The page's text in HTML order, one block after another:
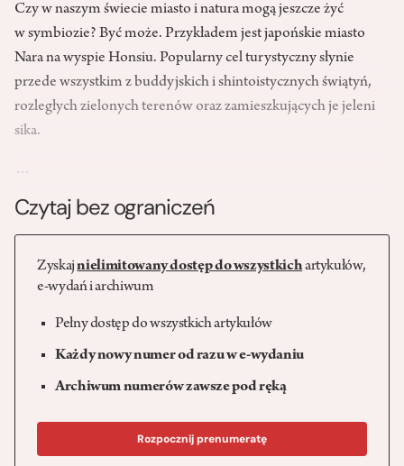
Czy w naszym świecie miasto i natura mogą jeszcze żyć
w symbiozie? Być może. Przykładem jest japońskie miasto
Nara na wyspie Honsiu. Popularny cel turystyczny słynie
przede wszystkim z buddyjskich i shintoistycznych świątyń,
rozległych zielonych terenów oraz zamieszkujących je jeleni
sika.
…
Czytaj bez ograniczeń
Zyskajnielimitowany dostęp do wszystkichartykułów,
e-wydań i archiwum
Pełny dostęp do wszystkich artykułów
Każdy nowy numer od razu w e-wydaniu
Archiwum numerów zawsze pod ręką
Rozpocznij prenumeratę